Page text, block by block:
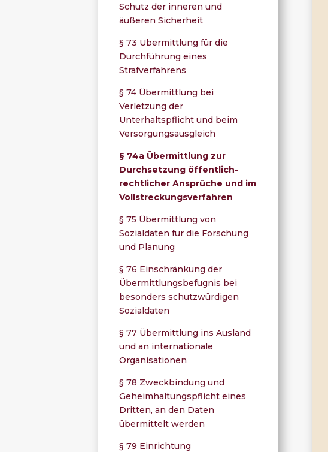
Schutz der inneren und
äußeren Sicherheit
§ 73 Übermittlung für die
Durchführung eines
Strafverfahrens
§ 74 Übermittlung bei
Verletzung der
Unterhaltspflicht und beim
Versorgungsausgleich
§ 74a Übermittlung zur
Durchsetzung öffentlich-
rechtlicher Ansprüche und im
Vollstreckungsverfahren
§ 75 Übermittlung von
Sozialdaten für die Forschung
und Planung
§ 76 Einschränkung der
Übermittlungsbefugnis bei
besonders schutzwürdigen
Sozialdaten
§ 77 Übermittlung ins Ausland
und an internationale
Organisationen
§ 78 Zweckbindung und
Geheimhaltungspflicht eines
Dritten, an den Daten
übermittelt werden
§ 79 Einrichtung